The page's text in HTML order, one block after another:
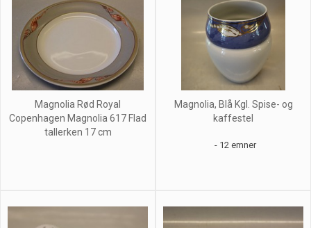
Magnolia Rød Royal
Copenhagen Magnolia 617 Flad
tallerken 17 cm
Magnolia, Blå Kgl. Spise- og
kaffestel
- 12 emner